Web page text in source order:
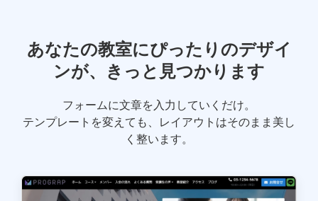
あなたの教室にぴったりのデザイ
ンが、
きっと見つかります
フォームに文章を入力していくだけ。
テンプレートを変えても、レイアウトはそのまま美し
く整います。